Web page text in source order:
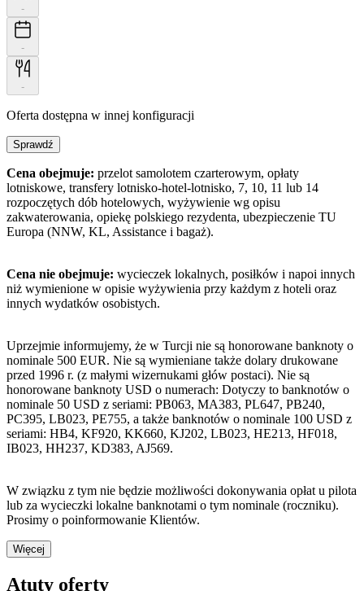
-
-
-
Oferta dostępna w innej konfiguracji
Sprawdź
Cena obejmuje: przelot samolotem czarterowym, opłaty
lotniskowe, transfery lotnisko-hotel-lotnisko, 7, 10, 11 lub 14
rozpoczętych dób hotelowych, wyżywienie wg opisu
zakwaterowania, opiekę polskiego rezydenta, ubezpieczenie TU
Europa (NNW, KL, Assistance i bagaż).
Cena nie obejmuje: wycieczek lokalnych, posiłków i napoi innych
niż wymienione w opisie wyżywienia przy każdym z hoteli oraz
innych wydatków osobistych.
Uprzejmie informujemy, że w Turcji nie są honorowane banknoty o
nominale 500 EUR. Nie są wymieniane także dolary drukowane
przed 1996 r. (z małymi wizernukami głów postaci). Nie są
honorowane banknoty USD o numerach: Dotyczy to banknotów o
nominale 50 USD z seriami: PB063, MA383, PL647, PB240,
PC395, LB023, PE755, a także banknotów o nominale 100 USD z
seriami: HB4, KF920, KK660, KJ202, LB023, HE213, HF018,
IB023, HH237, KD383, AJ569.
W związku z tym nie będzie możliwości dokonywania opłat u pilota
lub za wycieczki lokalne banknotami o tym nominale (roczniku).
Prosimy o poinformowanie Klientów.
Więcej
Atuty oferty